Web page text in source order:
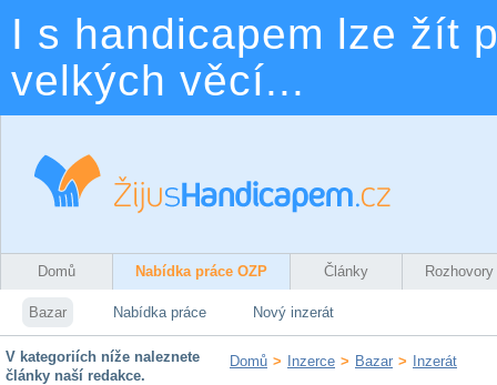
I s handicapem lze žít
velkých věcí...
Domů Nabídka práce OZP Články Rozhovory
Bazar Nabídka práce Nový inzerát
V kategoriích níže naleznete
články naší redakce.
Domů > Inzerce > Bazar > Inzerát